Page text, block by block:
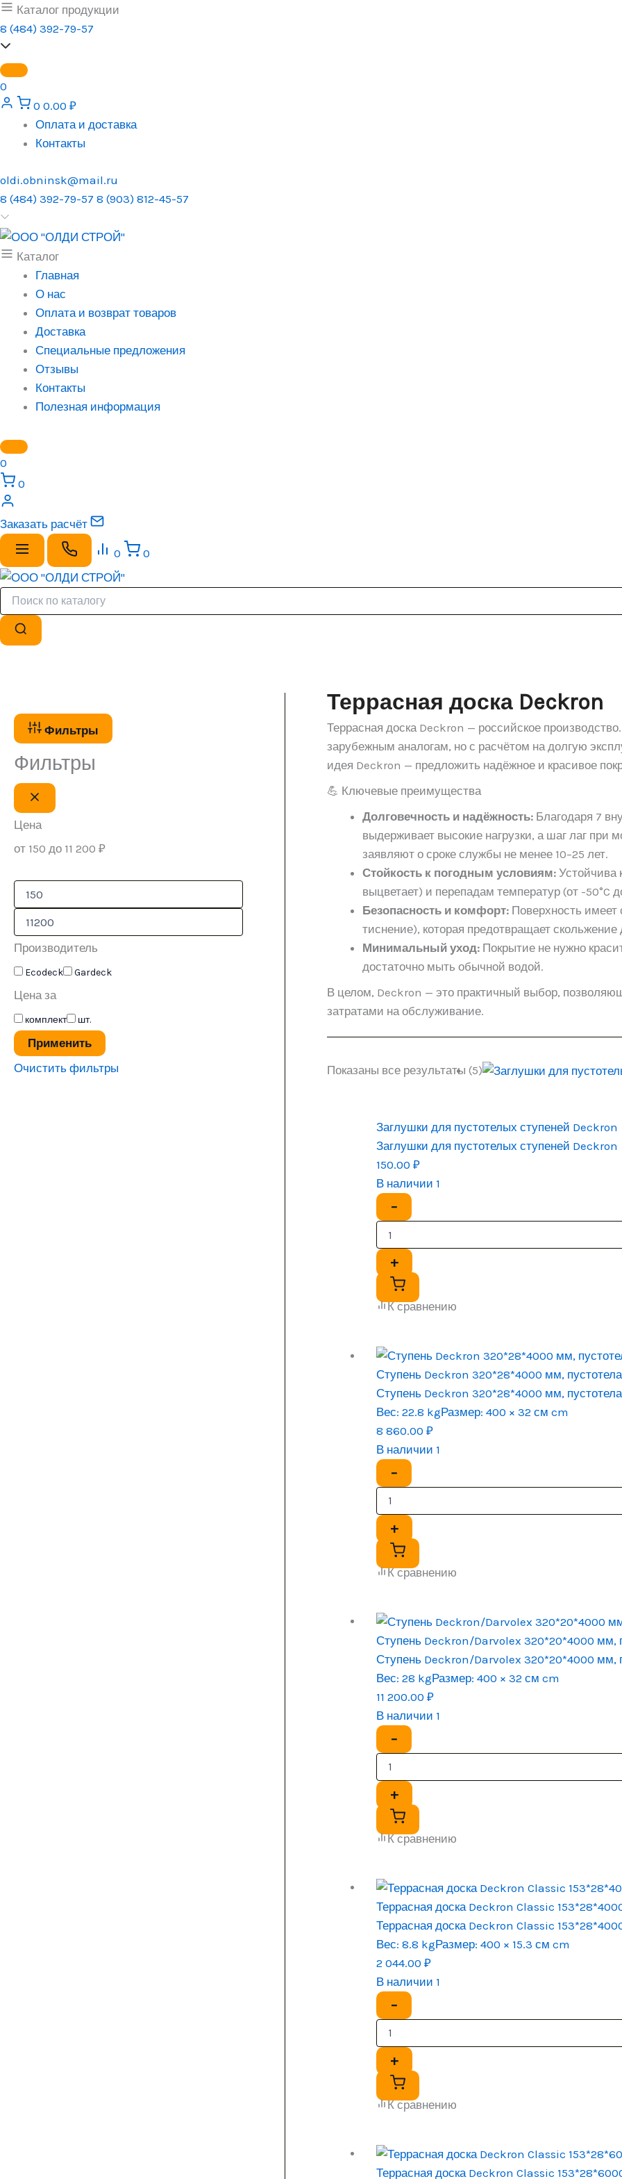
Перейти
к
содержимому
Каталог продукции
8 (484) 392-79-57
0
0 0.00 ₽
Оплата и доставка
Контакты
oldi.obninsk@mail.ru
8 (484) 392-79-57 8 (903) 812-45-57
Каталог
Главная
О нас
Оплата и возврат товаров
Доставка
Специальные предложения
Отзывы
Контакты
Полезная информация
0
0
Заказать расчёт
0 0
Фильтры
Фильтры
Цена
от 150 до 11 200 ₽
Производитель
Ecodeck Gardeck
Цена за
комплект шт.
Применить
Очистить фильтры
Террасная доска Deckron
Террасная доска Deckron — российское
зарубежным аналогам, но с расчётом на долгую
идея Deckron — предложить надёжное и красивое
💪 Ключевые преимущества
Долговечность и надёжность: Благодаря 7
выдерживает высокие нагрузки, а шаг лаг
заявляют о сроке службы не менее 10–25 лет.
Стойкость к погодным условиям: Устойчива
выцветает) и перепадам температур (от -50°C
Безопасность и комфорт: Поверхность
тиснение), которая предотвращает
Минимальный уход: Покрытие не нужно
достаточно мыть обычной водой.
В целом, Deckron — это практичный выбор,
затратами на обслуживание.
Показаны все результаты (5)
Заглушки для пустотелых ступеней Deckron
Заглушки для пустотелых ступеней Deckron
150.00₽
В наличии 1
−
+
К сравнению
Ступень Deckron 320*28*4000 мм,
Ступень Deckron 320*28*4000 мм,
Вес: 22.8 kgРазмер: 400 × 32 см cm
8 860.00₽
В наличии 1
−
+
К сравнению
Ступень Deckron/Darvolex 320*20*4000 мм,
Ступень Deckron/Darvolex 320*20*4000 мм,
Вес: 28 kgРазмер: 400 × 32 см cm
11 200.00₽
В наличии 1
−
+
К сравнению
Террасная доска Deckron Classic
Террасная доска Deckron Classic
Вес: 8.8 kgРазмер: 400 × 15.3 см cm
2 044.00₽
В наличии 1
−
+
К сравнению
Террасная доска Deckron Classic